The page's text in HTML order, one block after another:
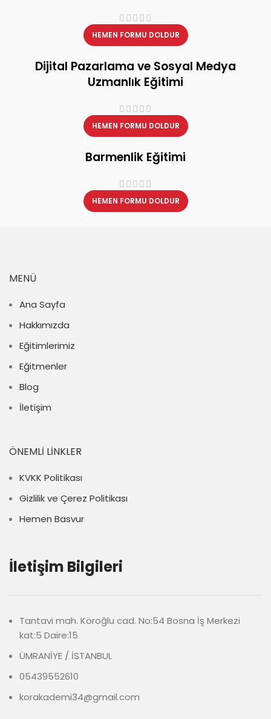
HEMEN FORMU DOLDUR
Dijital Pazarlama ve Sosyal Medya
Uzmanlık Eğitimi
HEMEN FORMU DOLDUR
Barmenlik Eğitimi
HEMEN FORMU DOLDUR
MENÜ
Ana Sayfa
Hakkımızda
Eğitimlerimiz
Eğitmenler
Blog
İletişim
ÖNEMLI LINKLER
KVKK Politikası
Gizlilik ve Çerez Politikası
Hemen Basvur
İletişim Bilgileri
Tantavi mah. Köroğlu cad. No:54 Bosna İş Merkezi
kat:5 Daire:15
ÜMRANİYE / İSTANBUL
05439552610
korakademi34@gmail.com